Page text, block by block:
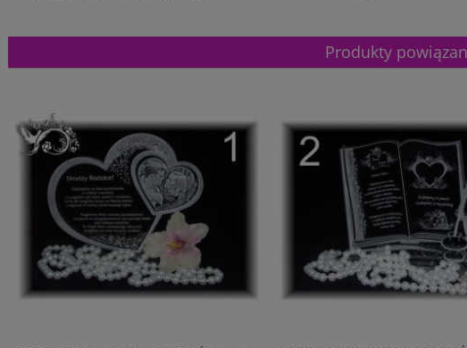
Puchar metalowy złoty 3133F 32cm
165,00 zł Dostępność:5
Puchar metalowy złoty 3133E 37cm
Dostępność: 5
Produkty